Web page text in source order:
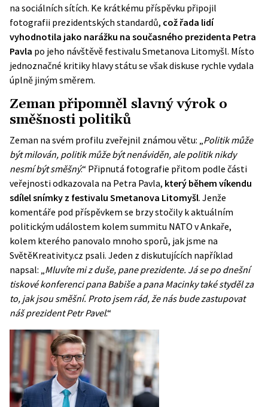
na sociálních sítích. Ke krátkému příspěvku připojil
fotografii prezidentských standardů, což řada lidí
vyhodnotila jako narážku na současného prezidenta Petra
Pavla po jeho návštěvě festivalu Smetanova Litomyšl. Místo
jednoznačné kritiky hlavy státu se však diskuse rychle vydala
úplně jiným směrem.
Zeman připomněl slavný výrok o
směšnosti politiků
Zeman na svém profilu zveřejnil známou větu: „Politik může
být milován, politik může být nenáviděn, ale politik nikdy
nesmí být směšný.“ Připnutá fotografie přitom podle části
veřejnosti odkazovala na Petra Pavla, který během víkendu
sdílel snímky z festivalu Smetanova Litomyšl. Jenže
komentáře pod příspěvkem se brzy stočily k aktuálním
politickým událostem kolem summitu NATO v Ankaře,
kolem kterého panovalo mnoho sporů, jak jsme na
SvětěKreativity.cz psali. Jeden z diskutujících například
napsal: „Mluvíte mi z duše, pane prezidente. Já se po dnešní
tiskové konferenci pana Babiše a pana Macinky také styděl za
to, jak jsou směšní. Proto jsem rád, že nás bude zastupovat
náš prezident Petr Pavel.“